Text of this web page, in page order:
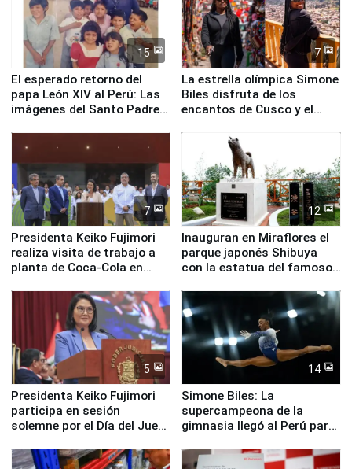
15
El esperado retorno del
papa León XIV al Perú: Las
imágenes del Santo Padre
7
La estrella olímpica Simone
Biles disfruta de los
encantos de Cusco y el
7
Presidenta Keiko Fujimori
realiza visita de trabajo a
planta de Coca-Cola en
12
Inauguran en Miraflores el
parque japonés Shibuya
con la estatua del famoso
5
Presidenta Keiko Fujimori
participa en sesión
solemne por el Día del Juez
14
Simone Biles: La
supercampeona de la
gimnasia llegó al Perú para
Panamericanos Lima 2027